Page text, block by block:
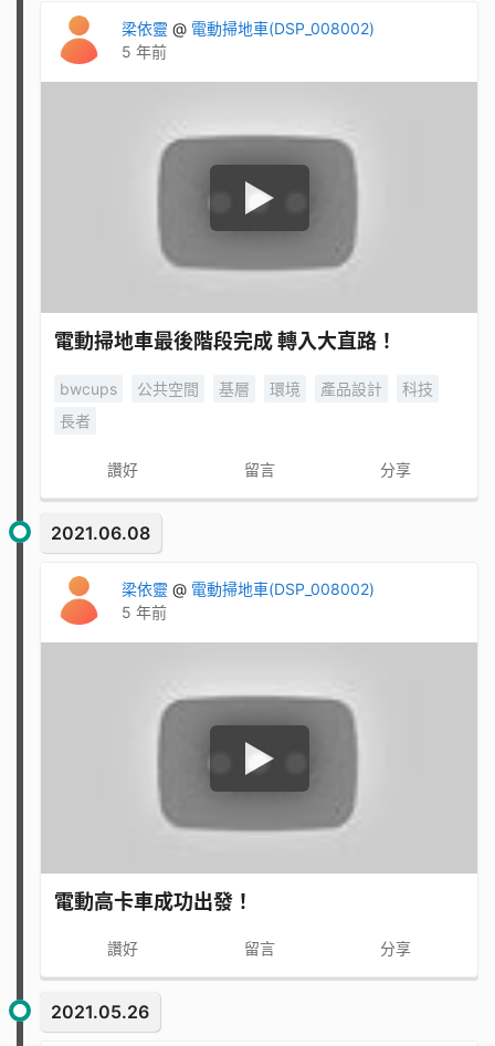
梁依靈 @ 電動掃地車(DSP_008002)
5 年前
電動掃地車最後階段完成 轉入大直路！
bwcups 公共空間 基層 環境 產品設計
科技
長者
讚好 留言 分享
2021.06.08
梁依靈 @ 電動掃地車(DSP_008002)
5 年前
電動高卡車成功出發！
讚好 留言 分享
2021.05.26